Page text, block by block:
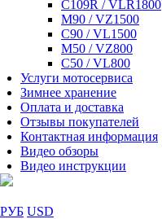
C109R / VLR1800
M90 / VZ1500
C90 / VL1500
M50 / VZ800
C50 / VL800
Услуги мотосервиса
Зимнее хранение
Оплата и доставка
Отзывы покупателей
Контактная информация
Видео обзоры
Видео инструкции
РУБ USD